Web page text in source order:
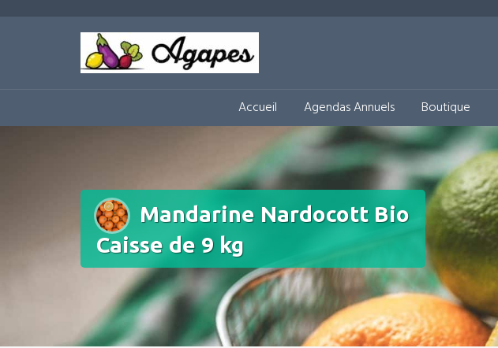
Accueil Agendas Annuels Boutique
Mandarine Nardocott Bio
Caisse de 9 kg